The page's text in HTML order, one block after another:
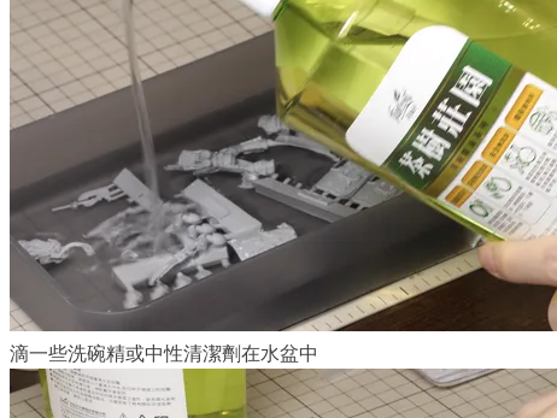
滴一些洗碗精或中性清潔劑在水盆中